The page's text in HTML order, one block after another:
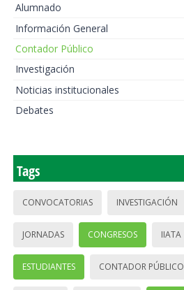
Alumnado
Información General
Contador Público
Investigación
Noticias institucionales
Debates
Tags
CONVOCATORIAS INVESTIGACIÓN
JORNADAS CONGRESOS IIATA
ESTUDIANTES CONTADOR PÚBLICO